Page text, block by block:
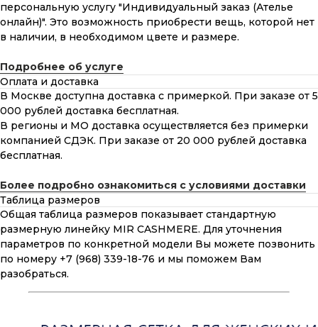
персональную услугу "Индивидуальный заказ (Ателье
онлайн)". Это возможность приобрести вещь, которой нет
в наличии, в необходимом цвете и размере.
Подробнее об услуге
Оплата и доставка
В Москве доступна доставка с примеркой. При заказе от 5
000 рублей доставка бесплатная.
В регионы и МО доставка осуществляется без примерки
компанией СДЭК. При заказе от 20 000 рублей доставка
бесплатная.
Более подробно ознакомиться с условиями доставки
Таблица размеров
Общая таблица размеров показывает стандартную
размерную линейку MIR CASHMERE. Для уточнения
параметров по конкретной модели Вы можете позвонить
по номеру +7 (968) 339-18-76 и мы поможем Вам
разобраться.